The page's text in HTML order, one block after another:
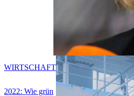
2022: Wie grün
WIRTSCHAFT